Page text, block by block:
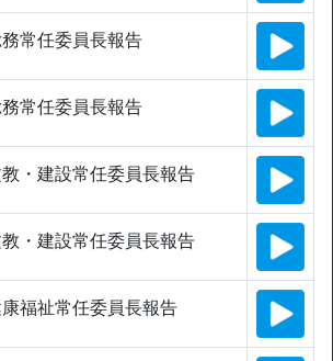
常任委員長報告
常任委員長報告
・建設常任委員長報告
・建設常任委員長報告
福祉常任委員長報告